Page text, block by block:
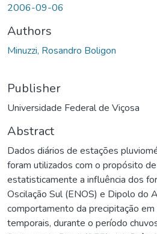
2006-09-06
Authors
Minuzzi, Rosandro Boligon
Publisher
Universidade Federal de Viçosa
Abstract
Dados diários de estações
foram utilizados com o propósito
estatisticamente a influência dos
Oscilação Sul (ENOS) e Dipolo do
comportamento da precipitação
temporais, durante o período